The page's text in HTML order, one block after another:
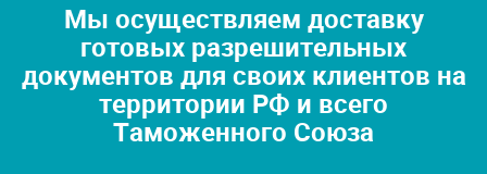
Мы осуществляем доставку
готовых разрешительных
документов для своих клиентов на
территории РФ и всего
Таможенного Союза